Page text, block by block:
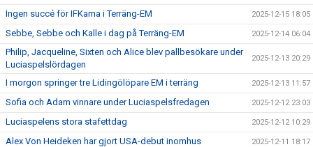
Ingen succé för IFKarna i Terräng-EM 2025-12-15 18:05
Sebbe, Sebbe och Kalle i dag på Terräng-EM 2025-12-14 06:04
Philip, Jacqueline, Sixten och Alice blev pallbesökare under
Luciaspelslördagen
2025-12-13 20:29
I morgon springer tre Lidingölöpare EM i terräng 2025-12-13 11:57
Sofia och Adam vinnare under Luciaspelsfredagen 2025-12-12 23:03
Luciaspelens stora stafettdag 2025-12-12 10:29
Alex Von Heideken har gjort USA-debut inomhus 2025-12-11 18:17